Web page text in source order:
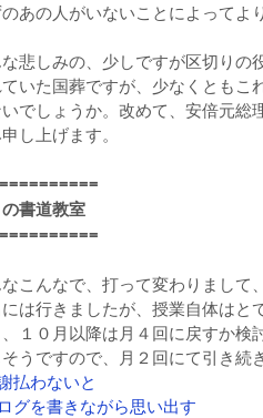
あの人がいないことによってよ
悲しみの、少しですが区切りの
いた国葬ですが、少なくともこ
いでしょうか。改めて、安倍元
し上げます。
書道教室
こんなで、打って変わりまして
は行きましたが、授業自体はと
１０月以降は月４回に戻すか検
うですので、月２回にて引き続
払わないと
グを書きながら思い出す